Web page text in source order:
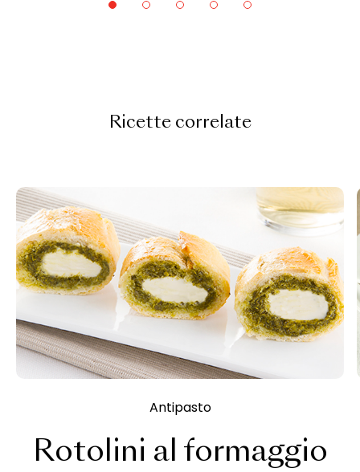
Ricette correlate
Antipasto
Rotolini al formaggio